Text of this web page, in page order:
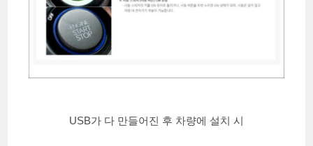
USB가 다 만들어진 후 차량에 설치 시